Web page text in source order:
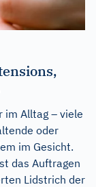
im Alltag – viele
oder
im Gesicht.
das Auftragen
Lidstrich der